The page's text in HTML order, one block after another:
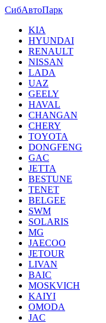
СибАвтоПарк
KIA
HYUNDAI
RENAULT
NISSAN
LADA
UAZ
GEELY
HAVAL
CHANGAN
CHERY
TOYOTA
DONGFENG
GAC
JETTA
BESTUNE
TENET
BELGEE
SWM
SOLARIS
MG
JAECOO
JETOUR
LIVAN
BAIC
MOSKVICH
KAIYI
OMODA
JAC